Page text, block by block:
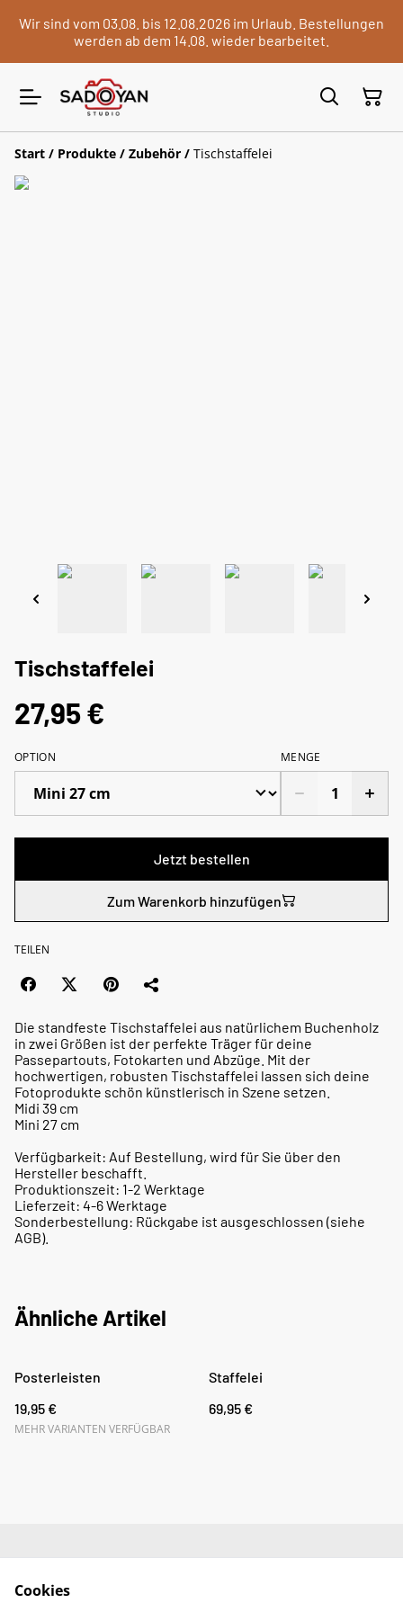
Wir sind vom 03.08. bis 12.08.2026 im Urlaub. Bestellungen
werden ab dem 14.08. wieder bearbeitet.
Start / Produkte / Zubehör / Tischstaffelei
Tischstaffelei
27,95 €
OPTION MENGE
Jetzt bestellen
Zum Warenkorb hinzufügen
TEILEN
Die standfeste Tischstaffelei aus natürlichem Buchenholz
in zwei Größen ist der perfekte Träger für deine
Passepartouts, Fotokarten und Abzüge. Mit der
hochwertigen, robusten Tischstaffelei lassen sich deine
Fotoprodukte schön künstlerisch in Szene setzen.
Midi 39 cm
Mini 27 cm
Verfügbarkeit: Auf Bestellung, wird für Sie über den
Hersteller beschafft.
Produktionszeit: 1-2 Werktage
Lieferzeit: 4-6 Werktage
Sonderbestellung: Rückgabe ist ausgeschlossen (siehe
AGB).
Ähnliche Artikel
Posterleisten
19,95 €
MEHR VARIANTEN VERFÜGBAR
Staffelei
69,95 €
Cookies